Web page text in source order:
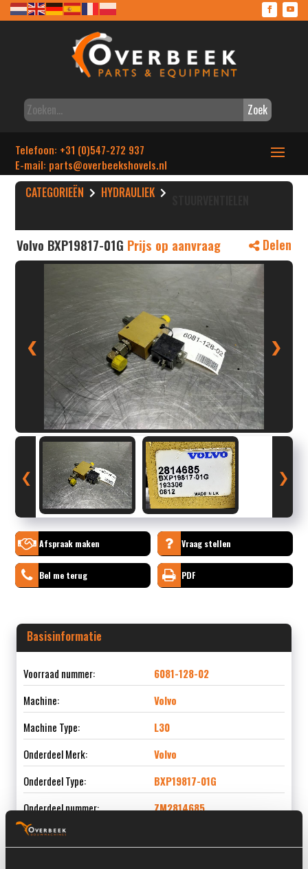
Zoek
Telefoon: +31 (0)547-272 937
E-mail: parts@overbeekshovels.nl
CATEGORIEËN HYDRAULIEK
Volvo BXP19817-01G Prijs op aanvraag Delen
❮ ❯
❮ ❯
Afspraak maken Vraag stellen
Bel me terug PDF
Basisinformatie
Voorraad nummer:
6081-128-02
Machine:
Volvo
Machine Type:
L30
Onderdeel Merk:
Volvo
Onderdeel Type:
BXP19817-01G
Onderdeel nummer:
ZM2814685